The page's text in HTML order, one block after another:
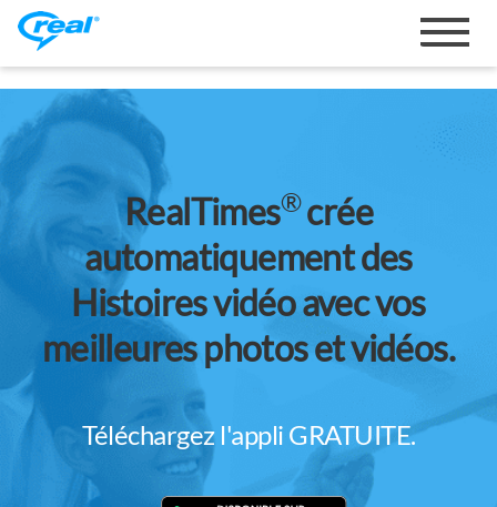
Activer
RealTimes®crée
automatiquement des
Histoires vidéo avec vos
meilleures photos et vidéos.
Téléchargez l'appli GRATUITE.